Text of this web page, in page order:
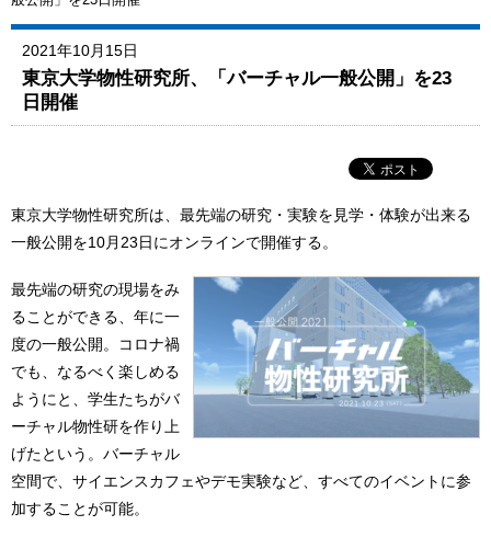
2021年10月15日
東京大学物性研究所、「バーチャル一般公開」を23
日開催
東京大学物性研究所は、最先端の研究・実験を見学・体験が出来る
一般公開を10月23日にオンラインで開催する。
最先端の研究の現場をみ
ることができる、年に一
度の一般公開。コロナ禍
でも、なるべく楽しめる
ようにと、学生たちがバ
ーチャル物性研を作り上
げたという。バーチャル
空間で、サイエンスカフェやデモ実験など、すべてのイベントに参
加することが可能。